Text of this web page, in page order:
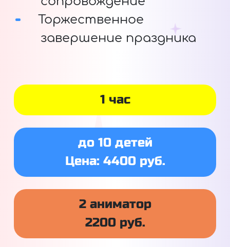
Торжественное
завершение праздника
1 час
до 10 детей
Цена: 4400 руб.
2 аниматор
2200 руб.